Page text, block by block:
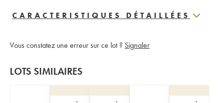
CARACTERISTIQUES DÉTAILLÉES
Vous constatez une erreur sur ce lot ? Signaler
LOTS SIMILAIRES